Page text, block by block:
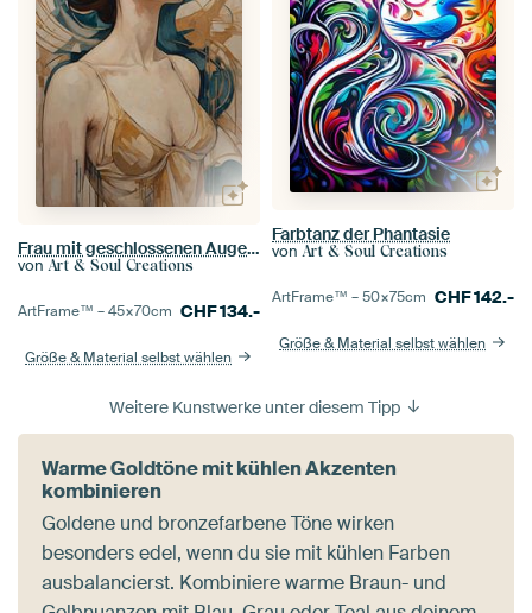
Frau mit geschlossenen Augen abstrakt
von Art & Soul Creations
ArtFrame™ –45×70cm CHF134.-
Größe & Material selbst wählen
Farbtanz der Phantasie
von Art & Soul Creations
ArtFrame™ –50×75cm CHF142.-
Größe & Material selbst wählen
Weitere Kunstwerke unter diesem Tipp
Warme Goldtöne mit kühlen Akzenten
kombinieren
Goldene und bronzefarbene Töne wirken
besonders edel, wenn du sie mit kühlen Farben
ausbalancierst. Kombiniere warme Braun- und